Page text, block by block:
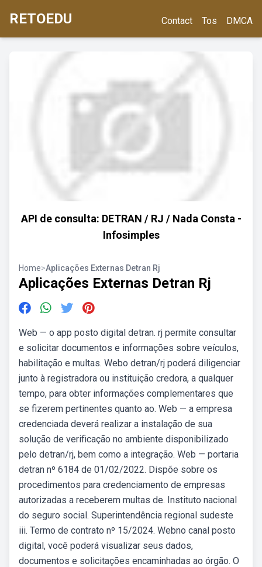
RETOEDU Contact Tos DMCA
API de consulta: DETRAN / RJ / Nada Consta -
Infosimples
Home>Aplicações Externas Detran Rj
Aplicações Externas Detran Rj
Web — o app posto digital detran. rj permite consultar
e solicitar documentos e informações sobre veículos,
habilitação e multas. Webo detran/rj poderá diligenciar
junto à registradora ou instituição credora, a qualquer
tempo, para obter informações complementares que
se fizerem pertinentes quanto ao. Web — a empresa
credenciada deverá realizar a instalação de sua
solução de verificação no ambiente disponibilizado
pelo detran/rj, bem como a integração. Web — portaria
detran nº 6184 de 01/02/2022. Dispõe sobre os
procedimentos para credenciamento de empresas
autorizadas a receberem multas de. Instituto nacional
do seguro social. Superintendência regional sudeste
iii. Termo de contrato nº 15/2024. Webno canal posto
digital, você poderá visualizar seus dados,
documentos e solicitações encaminhadas ao órgão. O